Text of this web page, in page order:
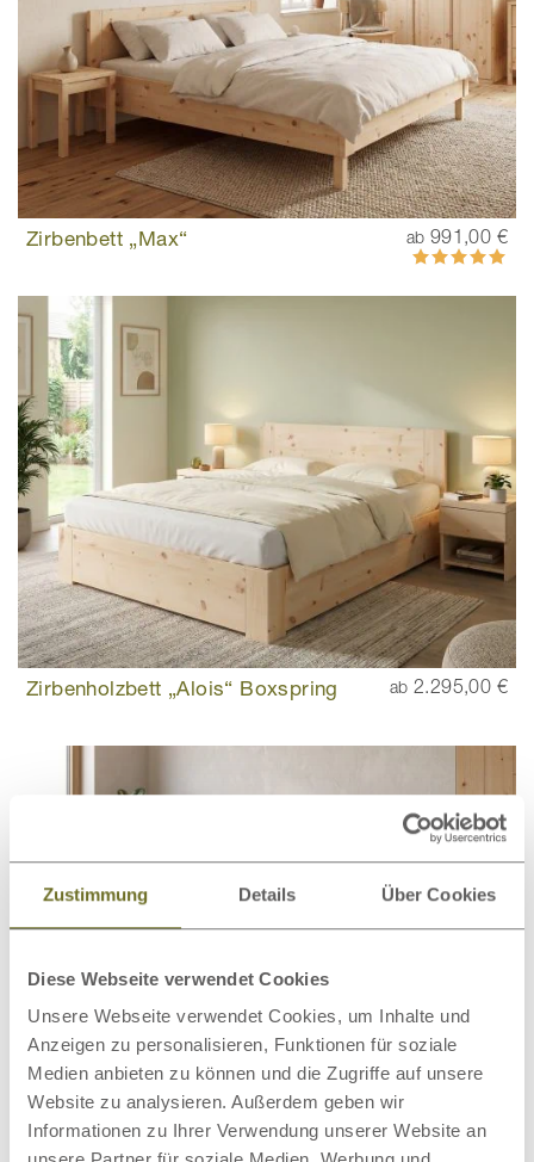
Zustimmung Details Über Cookies
Diese Webseite verwendet Cookies
Unsere Webseite verwendet Cookies, um Inhalte und
Anzeigen zu personalisieren, Funktionen für soziale
Medien anbieten zu können und die Zugriffe auf unsere
Website zu analysieren. Außerdem geben wir
Informationen zu Ihrer Verwendung unserer Website an
Zirbenbett „Max“ ab 991,00 €
Bewertung:
100%
Zirbenholzbett „Alois“ Boxspring ab 2.295,00 €
Sofabett „Stefanie“ Zirbe ab1.556,00 €